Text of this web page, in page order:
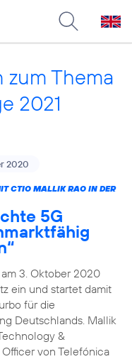
zum Thema
2021
2020
CTIO MALLIK RAO IN DER
5G
3. Oktober 2020
ein und startet damit
für die
Deutschlands. Mallik
&
von Telefónica